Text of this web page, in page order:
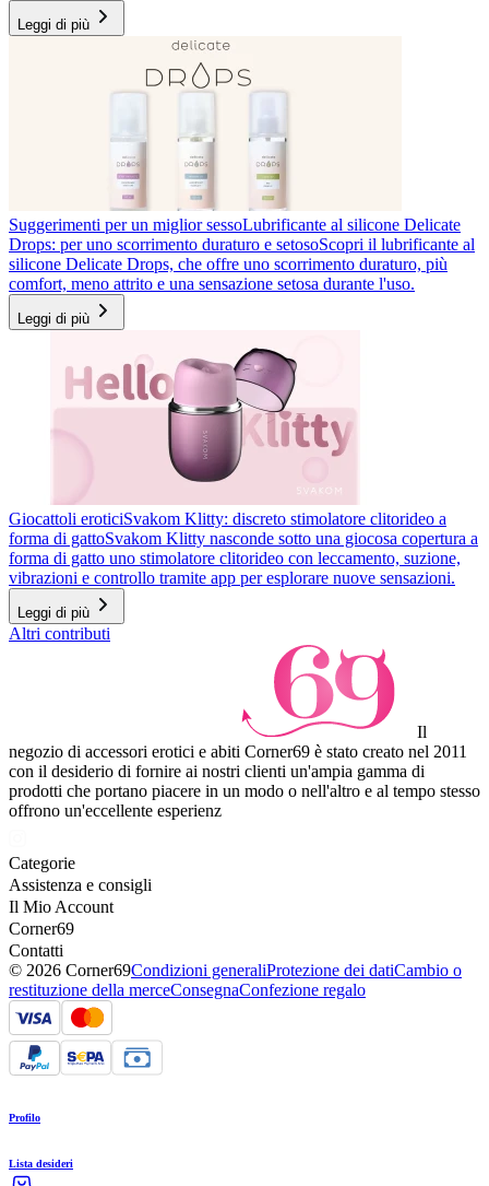
Leggi di più
Suggerimenti per un miglior sessoLubrificante al silicone Delicate
Drops: per uno scorrimento duraturo e setosoScopri il lubrificante al
silicone Delicate Drops, che offre uno scorrimento duraturo, più
comfort, meno attrito e una sensazione setosa durante l'uso.
Leggi di più
Giocattoli eroticiSvakom Klitty: discreto stimolatore clitorideo a
forma di gattoSvakom Klitty nasconde sotto una giocosa copertura a
forma di gatto uno stimolatore clitorideo con leccamento, suzione,
vibrazioni e controllo tramite app per esplorare nuove sensazioni.
Leggi di più
Altri contributi
Il
negozio di accessori erotici e abiti Corner69 è stato creato nel 2011
con il desiderio di fornire ai nostri clienti un'ampia gamma di
prodotti che portano piacere in un modo o nell'altro e al tempo stesso
offrono un'eccellente esperienz
Categorie
Assistenza e consigli
Il Mio Account
Corner69
Contatti
© 2026 Corner69Condizioni generaliProtezione dei datiCambio o
restituzione della merceConsegnaConfezione regalo
Profilo
Lista desideri